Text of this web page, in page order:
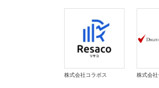
株式会社コラボス